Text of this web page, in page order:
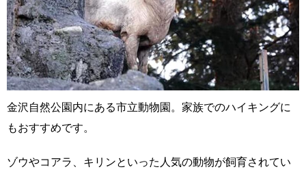
金沢自然公園内にある市立動物園。家族でのハイキングに
もおすすめです。
ゾウやコアラ、キリンといった人気の動物が飼育されてい